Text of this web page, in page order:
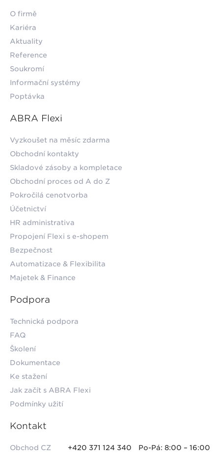
O firmě
Kariéra
Aktuality
Reference
Soukromí
Informační systémy
Poptávka
ABRA Flexi
Vyzkoušet na měsíc zdarma
Obchodní kontakty
Skladové zásoby a kompletace
Obchodní proces od A do Z
Pokročilá cenotvorba
Účetnictví
HR administrativa
Propojení Flexi s e-shopem
Bezpečnost
Automatizace & Flexibilita
Majetek & Finance
Podpora
Technická podpora
FAQ
Školení
Dokumentace
Ke stažení
Jak začít s ABRA Flexi
Podmínky užití
Kontakt
Obchod CZ +420 371 124 340 Po-Pá: 8:00 – 16:00